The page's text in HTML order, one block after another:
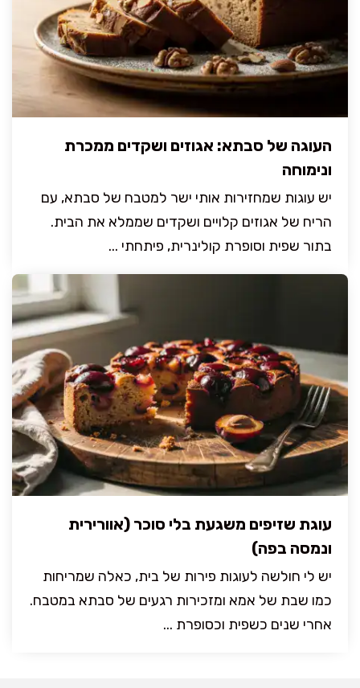
העוגה של סבתא: אגוזים ושקדים ממכרת
ונימוחה
יש עוגות שמחזירות אותי ישר למטבח של סבתא, עם
הריח של אגוזים קלויים ושקדים שממלא את הבית.
בתור שפית וסופרת קולינרית, פיתחתי ...
עוגת שזיפים משגעת בלי סוכר (אוורירית
ונמסה בפה)
יש לי חולשה לעוגות פירות של בית, כאלה שמריחות
כמו שבת של אמא ומזכירות רגעים של סבתא במטבח.
אחרי שנים כשפית וכסופרת ...